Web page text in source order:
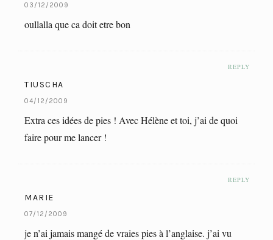
03/12/2009
oullalla que ca doit etre bon
REPLY
TIUSCHA
04/12/2009
Extra ces idées de pies ! Avec Hélène et toi, j’ai de quoi
faire pour me lancer !
REPLY
MARIE
07/12/2009
je n’ai jamais mangé de vraies pies à l’anglaise. j’ai vu